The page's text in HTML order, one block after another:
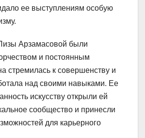
ее выступлениям особую
Арзамасовой были
и постоянным
стремилась к совершенству и
над своими навыками. Ее
искусству открыли ей
сообщество и принесли
для карьерного